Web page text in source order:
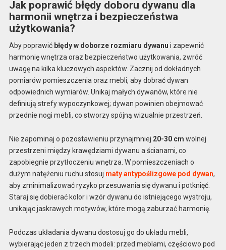
Jak poprawić błędy doboru dywanu dla
harmonii wnętrza i bezpieczeństwa
użytkowania?
Aby poprawić błędy w doborze rozmiaru dywanu i zapewnić
harmonię wnętrza oraz bezpieczeństwo użytkowania, zwróć
uwagę na kilka kluczowych aspektów. Zacznij od dokładnych
pomiarów pomieszczenia oraz mebli, aby dobrać dywan
odpowiednich wymiarów. Unikaj małych dywanów, które nie
definiują strefy wypoczynkowej; dywan powinien obejmować
przednie nogi mebli, co stworzy spójną wizualnie przestrzeń.
Nie zapominaj o pozostawieniu przynajmniej 20-30 cm wolnej
przestrzeni między krawędziami dywanu a ścianami, co
zapobiegnie przytłoczeniu wnętrza. W pomieszczeniach o
dużym natężeniu ruchu stosuj maty antypoślizgowe pod dywan,
aby zminimalizować ryzyko przesuwania się dywanu i potknięć.
Staraj się dobierać kolor i wzór dywanu do istniejącego wystroju,
unikając jaskrawych motywów, które mogą zaburzać harmonię.
Podczas układania dywanu dostosuj go do układu mebli,
wybierając jeden z trzech modeli: przed meblami, częściowo pod